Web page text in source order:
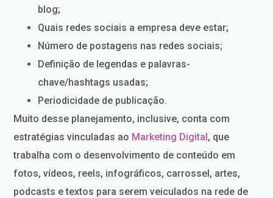
blog;
Quais redes sociais a empresa deve estar;
Número de postagens nas redes sociais;
Definição de legendas e palavras-
chave/hashtags usadas;
Periodicidade de publicação.
Muito desse planejamento, inclusive, conta com
estratégias vinculadas ao Marketing Digital, que
trabalha com o desenvolvimento de conteúdo em
fotos, vídeos, reels, infográficos, carrossel, artes,
podcasts e textos para serem veiculados na rede de